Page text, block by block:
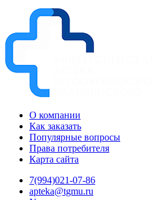
О компании
Как заказать
Популярные вопросы
Права потребителя
Карта сайта
7(994)021-07-86
apteka@tgmu.ru